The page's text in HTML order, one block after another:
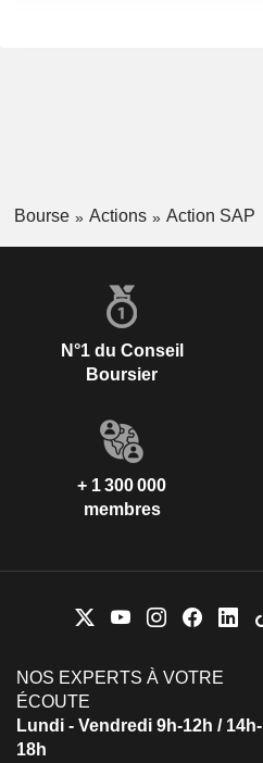
Bourse Actions Action SAP
N°1 du Conseil
Boursier
+ 1 300 000
membres
NOS EXPERTS À VOTRE
ÉCOUTE
Lundi - Vendredi 9h-12h / 14h-
18h